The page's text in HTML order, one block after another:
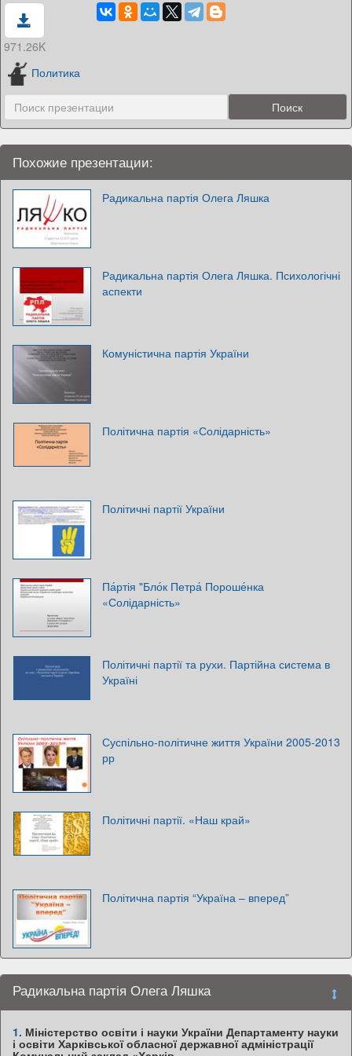
971.26K
Политика
Похожие презентации:
Радикальна партія Олега Ляшка
Радикальна партія Олега Ляшка. Психологічні
аспекти
Комуністична партія України
Політична партія «Солідарність»
Політичні партії України
Па́ртія "Бло́к Петра́ Пороше́нка
«Солідарність»
Політичні партії та рухи. Партійна система в
Україні
Суспільно-політичне життя України 2005-2013
рр
Політичні партії. «Наш край»
Політична партія “Україна – вперед”
Радикальна партія Олега Ляшка
1. Міністерство освіти і науки України Департаменту науки
і освіти Харківської обласної державної адміністрації